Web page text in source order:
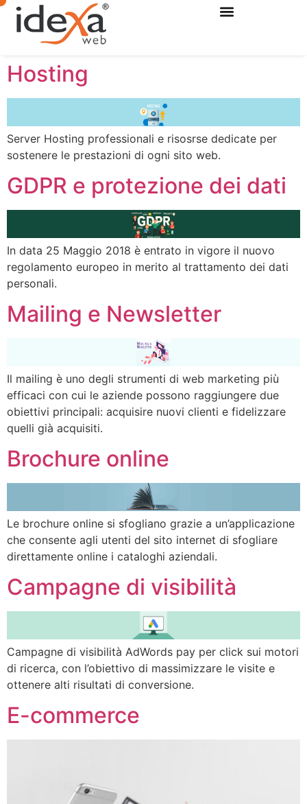
Hosting
Server Hosting professionali e risosrse dedicate per
sostenere le prestazioni di ogni sito web.
GDPR e protezione dei dati
In data 25 Maggio 2018 è entrato in vigore il nuovo
regolamento europeo in merito al trattamento dei dati
personali.
Mailing e Newsletter
Il mailing è uno degli strumenti di web marketing più
efficaci con cui le aziende possono raggiungere due
obiettivi principali: acquisire nuovi clienti e fidelizzare
quelli già acquisiti.
Brochure online
Le brochure online si sfogliano grazie a un’applicazione
che consente agli utenti del sito internet di sfogliare
direttamente online i cataloghi aziendali.
Campagne di visibilità
Campagne di visibilità AdWords pay per click sui motori
di ricerca, con l’obiettivo di massimizzare le visite e
ottenere alti risultati di conversione.
E-commerce